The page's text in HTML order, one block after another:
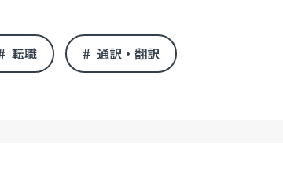
転職 通訳・翻訳